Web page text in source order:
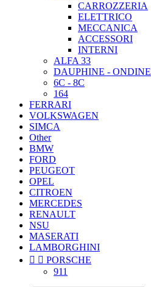
CARROZZERIA
ELETTRICO
MECCANICA
ACCESSORI
INTERNI
ALFA 33
DAUPHINE - ONDINE
6C - 8C
164
FERRARI
VOLKSWAGEN
SIMCA
Other
BMW
FORD
PEUGEOT
OPEL
CITROEN
MERCEDES
RENAULT
NSU
MASERATI
LAMBORGHINI
  PORSCHE
911